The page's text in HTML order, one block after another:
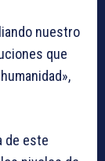
nuestro
que
de este